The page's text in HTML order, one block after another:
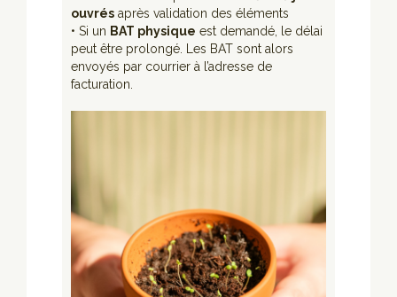
ouvrés après validation des éléments
• Si un BAT physique est demandé, le délai
peut être prolongé. Les BAT sont alors
envoyés par courrier à l’adresse de
facturation.